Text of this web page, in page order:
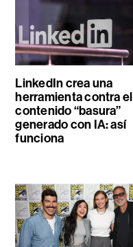
LinkedIn crea una
herramienta contra el
contenido “basura”
generado con IA: así
funciona